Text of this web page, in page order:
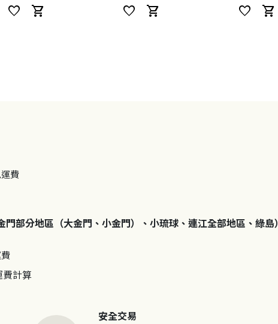
favorite shopping_cart favorite shopping_cart favorite shopping_cart
費
門部分地區（大金門、小金門）、小琉球、連江全部地區、綠島）
計算
安全交易